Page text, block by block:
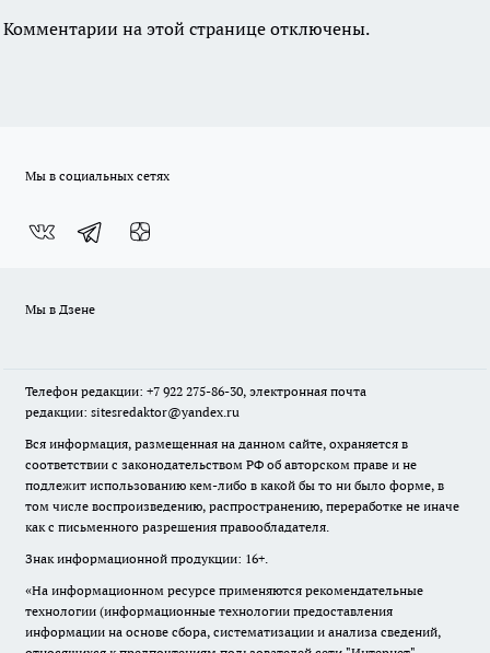
Комментарии на этой странице отключены.
Мы в социальных сетях
Мы в Дзене
Телефон редакции: +7 922 275-86-30, электронная почта
редакции: sitesredaktor@yandex.ru
Вся информация, размещенная на данном сайте, охраняется в
соответствии с законодательством РФ об авторском праве и не
подлежит использованию кем-либо в какой бы то ни было форме, в
том числе воспроизведению, распространению, переработке не иначе
как с письменного разрешения правообладателя.
Знак информационной продукции: 16+.
«На информационном ресурсе применяются рекомендательные
технологии (информационные технологии предоставления
информации на основе сбора, систематизации и анализа сведений,